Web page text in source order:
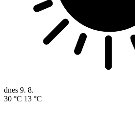
dnes 9. 8.
30 °C 13 °C